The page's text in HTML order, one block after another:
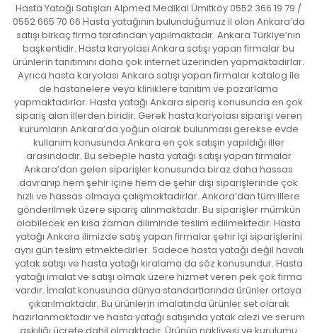
Hasta Yatağı Satışları Alpmed Medikal Ümitköy 0552 366 19 79 /
0552 665 70 06 Hasta yatağının bulunduğumuz il olan Ankara’da
satışı birkaç firma tarafından yapılmaktadır. Ankara Türkiye’nin
başkentidir. Hasta karyolası Ankara satışı yapan firmalar bu
ürünlerin tanıtımını daha çok internet üzerinden yapmaktadırlar.
Ayrıca hasta karyolası Ankara satışı yapan firmalar katalog ile
de hastanelere veya kliniklere tanıtım ve pazarlama
yapmaktadırlar. Hasta yatağı Ankara sipariş konusunda en çok
sipariş alan illerden biridir. Gerek hasta karyolası siparişi veren
kurumların Ankara’da yoğun olarak bulunması gerekse evde
kullanım konusunda Ankara en çok satışın yapıldığı iller
arasındadır. Bu sebeple hasta yatağı satışı yapan firmalar
Ankara’dan gelen siparişler konusunda biraz daha hassas
davranıp hem şehir içine hem de şehir dışı siparişlerinde çok
hızlı ve hassas olmaya çalışmaktadırlar. Ankara’dan tüm illere
gönderilmek üzere sipariş alınmaktadır. Bu siparişler mümkün
olabilecek en kısa zaman diliminde teslim edilmektedir. Hasta
yatağı Ankara ilimizde satış yapan firmalar şehir içi siparişlerini
aynı gün teslim etmektedirler. Sadece hasta yatağı değil havalı
yatak satışı ve hasta yatağı kiralama da söz konusundur. Hasta
yatağı imalat ve satışı olmak üzere hizmet veren pek çok firma
vardır. İmalat konusunda dünya standartlarında ürünler ortaya
çıkarılmaktadır. Bu ürünlerin imalatında ürünler set olarak
hazırlanmaktadır ve hasta yatağı satışında yatak alezi ve serum